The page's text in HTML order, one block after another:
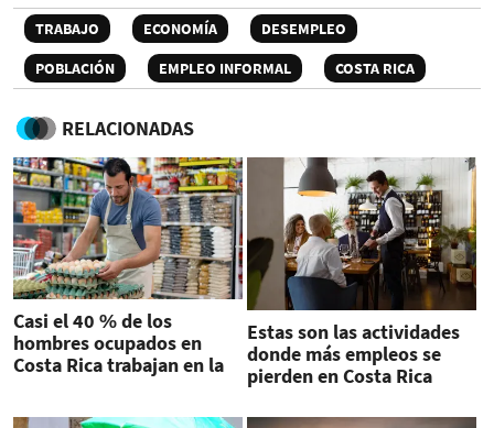
TRABAJO ECONOMÍA
DESEMPLEO
POBLACIÓN
EMPLEO INFORMAL COSTA RICA
RELACIONADAS
Casi el 40 % de los
hombres ocupados en
Costa Rica trabajan en la
Estas son las actividades
donde más empleos se
pierden en Costa Rica